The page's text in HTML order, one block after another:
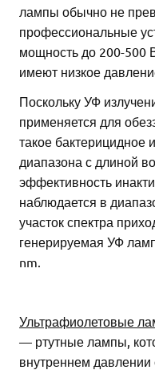
лампы обычно не
профессиональные
мощность до 200-500
имеют низкое
Поскольку УФ
применяется для
такое бактерицидное
диапазона с длиной
эффективность
наблюдается в
участок спектра
генерируемая УФ
nm.
Ультрафиолетовые
— ртутные лампы,
внутреннем давлении